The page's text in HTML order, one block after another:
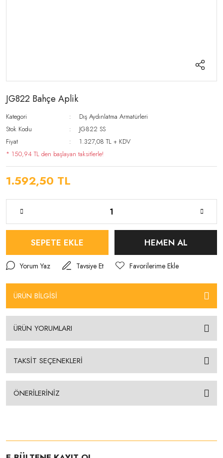
JG822 Bahçe Aplik
Kategori
Dış Aydınlatma Armatürleri
Stok Kodu
JG822 SS
Fiyat
1.327,08 TL + KDV
* 150,94 TL den başlayan taksitlerle!
1.592,50 TL
SEPETE EKLE HEMEN AL
Yorum Yaz Tavsiye Et
ÜRÜN BİLGİSİ
ÜRÜN YORUMLARI
TAKSİT SEÇENEKLERİ
ÖNERİLERİNİZ